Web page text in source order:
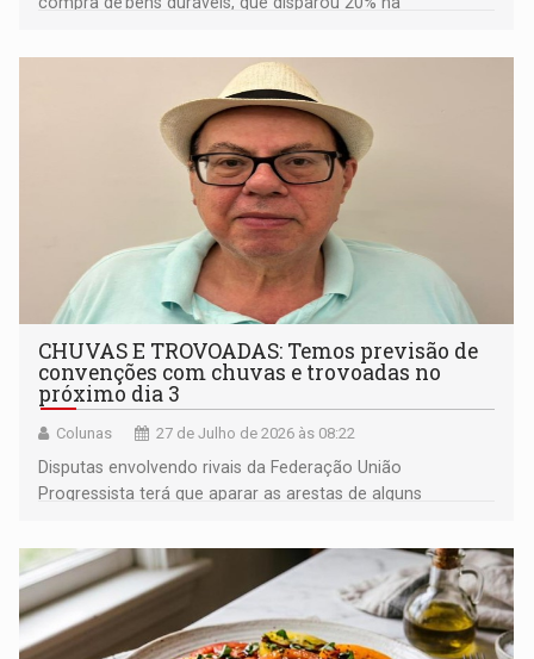
CHUVAS E TROVOADAS: Temos previsão de
convenções com chuvas e trovoadas no
próximo dia 3
Colunas 27 de Julho de 2026 às 08:22
Disputas envolvendo rivais da Federação União
Progressista terá que aparar as arestas de alguns